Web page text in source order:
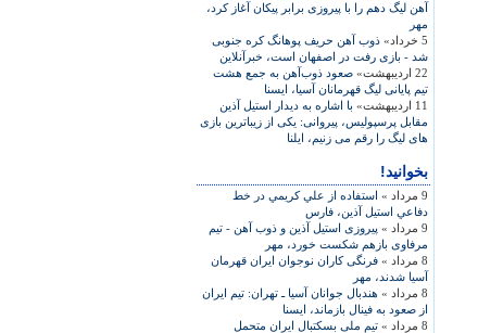
آهن ليگ دهم را با پيروزی برابر پيکان آغاز کرد،
مهر
5 خرداد»
ذوب آهن حریف پوهانگ کره جنوبی
شد - بازی رفت در اصفهان است، خبرآنلاین
22 اردیبهشت»
صعود ذوب‌آهن به جمع هشت
تيم پايانی ليگ قهرمانان آسيا، ايسنا
11 اردیبهشت»
با اشاره به ديدار استيل آذين
مقابل پرسپوليس، پیروانی: یکی از زیباترین بازی
های لیگ را رقم می زنیم، ایلنا
بخوانید!
9 مرداد »
استفاده از علي كريمي در خط
دفاعي استیل آذین، فارس
9 مرداد »
پیروزی استیل آذین و ذوب آهن - تیم
مرفاوی بازهم شکست خورد، مهر
8 مرداد »
فرنگی کاران نوجوان ايران قهرمان
آسيا شدند، مهر
8 مرداد »
هندبال جوانان آسيا ـ تهران: تيم ايران
از صعود به فينال بازماند، ايسنا
8 مرداد »
تيم ملی بسکتبال ايران متحمل